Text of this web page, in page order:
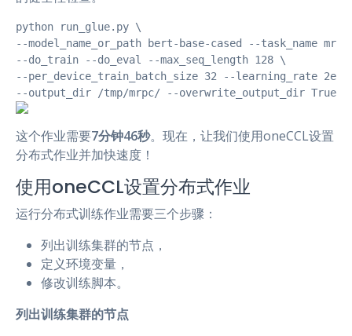
python run_glue.py \
--model_name_or_path bert-base-cased --task_name
--do_train --do_eval --max_seq_length 128 \
--per_device_train_batch_size 32 --learning_rate 2e-
--output_dir /tmp/mrpc/ --overwrite_output_dir True
这个作业需要7分钟46秒。现在，让我们使用oneCCL设置
分布式作业并加快速度！
使用oneCCL设置分布式作业
运行分布式训练作业需要三个步骤：
列出训练集群的节点，
定义环境变量，
修改训练脚本。
列出训练集群的节点